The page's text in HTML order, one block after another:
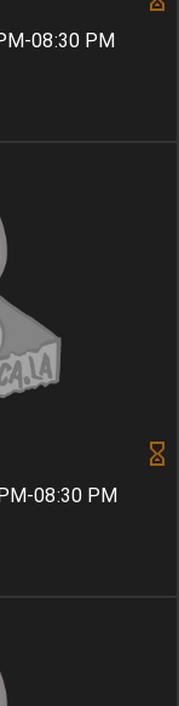
08:30 PM
08:30 PM